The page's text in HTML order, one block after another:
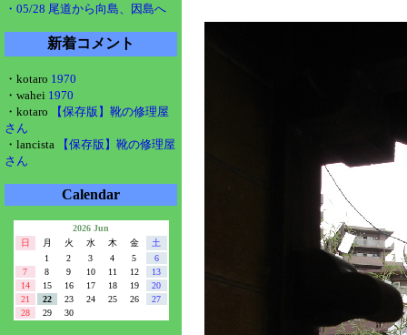
・05/28 尾道から向島、因島へ
新着コメント
・kotaro 1970
・wahei 1970
・kotaro
【保存版】靴の修理屋
さん
・lancista
【保存版】靴の修理屋
さん
Calendar
2026 Jun
日
月 火 水 木 金
土
1
2 3 4 5
6
7
8 9 10 11 12
13
14
15 16 17 18 19
20
21
22 23 24 25 26
27
28
29 30